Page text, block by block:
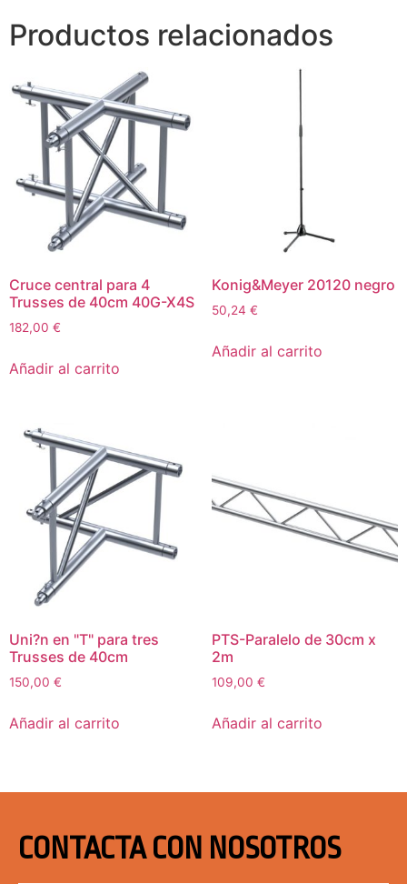
Productos relacionados
Cruce central para 4
Trusses de 40cm 40G-X4S
182,00 €
Añadir al carrito
Konig&Meyer 20120 negro
50,24 €
Añadir al carrito
Uni?n en "T" para tres
Trusses de 40cm
150,00 €
Añadir al carrito
PTS-Paralelo de 30cm x
2m
109,00 €
Añadir al carrito
CONTACTA CON NOSOTROS